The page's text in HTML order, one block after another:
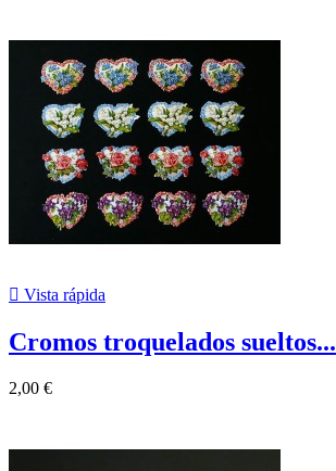
 Vista rápida
Cromos troquelados sueltos...
2,00 €